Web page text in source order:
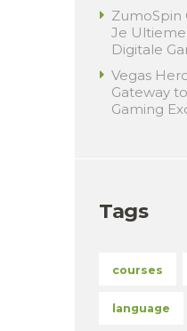
ZumoSpin
Je Ultieme
Digitale
Vegas
Gateway
Gaming
Tags
courses
language